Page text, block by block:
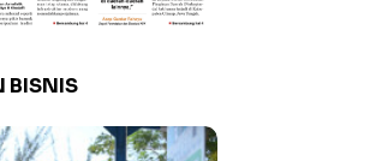
BISNIS